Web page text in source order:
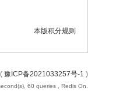
本版积分规则
( 豫ICP备2021033257号-1 )
60 queries , Redis On.